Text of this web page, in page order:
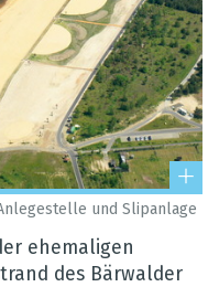
und Slipan­lage
ehe­ma­li­gen
des Bär­wal­der